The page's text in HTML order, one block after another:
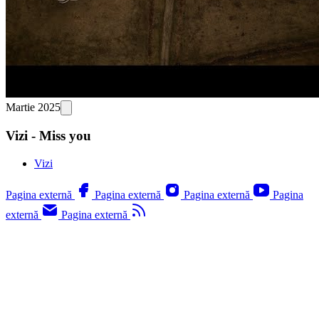
Martie 2025
Vizi - Miss you
Vizi
Pagina externă Pagina externă Pagina externă
Pagina
externă
Pagina externă